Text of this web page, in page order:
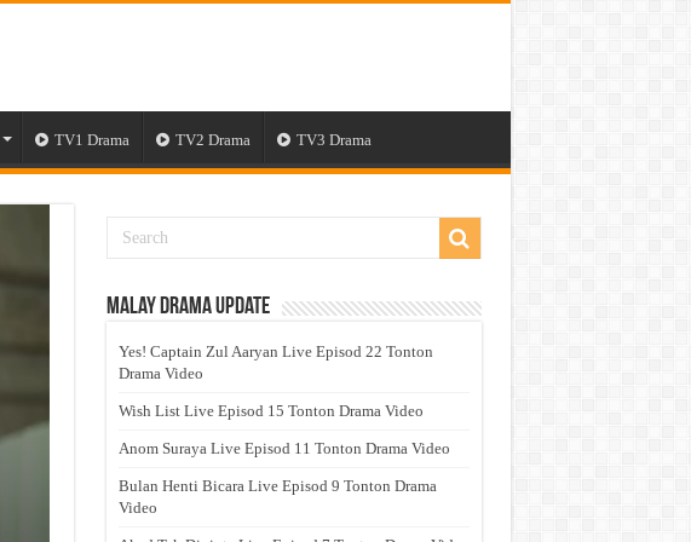
TV1 Drama TV2 Drama TV3 Drama
Malay Drama Update
Yes! Captain Zul Aaryan Live Episod 22 Tonton
Drama Video
Wish List Live Episod 15 Tonton Drama Video
Anom Suraya Live Episod 11 Tonton Drama Video
Bulan Henti Bicara Live Episod 9 Tonton Drama
Video